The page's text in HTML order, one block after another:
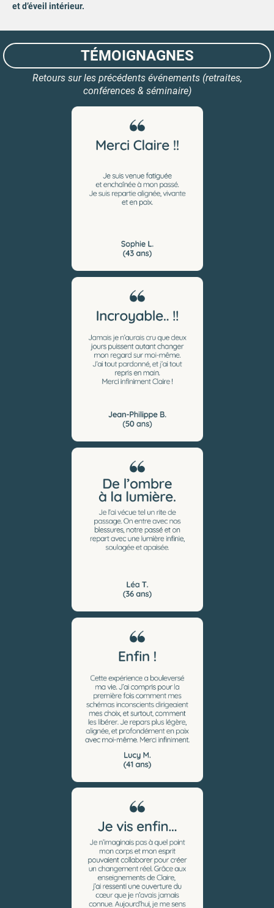
et d’éveil intérieur.
TÉMOIGNAGNES
Retours sur les précédents événements (retraites,
conférences & séminaire)